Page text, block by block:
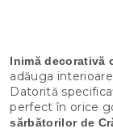
Inimă decorativă
adăuga
Datorită
perfect în orice
sărbătorilor de